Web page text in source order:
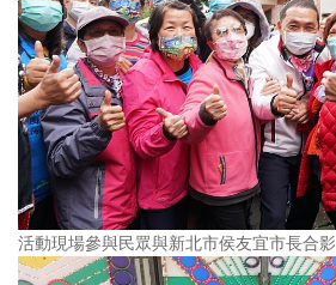
活動現場參與民眾與新北市侯友宜市長合影